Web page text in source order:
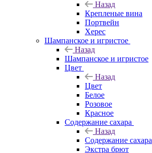
Назад
Крепленые вина
Портвейн
Херес
Шампанское и игристое
Назад
Шампанское и игристое
Цвет
Назад
Цвет
Белое
Розовое
Красное
Содержание сахара
Назад
Содержание сахара
Экстра брют